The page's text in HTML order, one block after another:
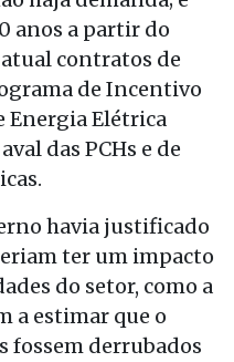
anos a partir do
contratos de
de Incentivo
Energia Elétrica
das PCHs e de
havia justificado
ter um impacto
do setor, como a
a estimar que o
fossem derrubados